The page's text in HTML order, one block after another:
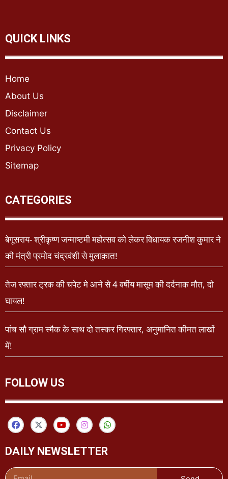
QUICK LINKS
Home
About Us
Disclaimer
Contact Us
Privacy Policy
Sitemap
CATEGORIES
बेगूसराय- श्रीकृष्ण जन्माष्टमी महोत्सव को लेकर विधायक रजनीश कुमार ने
की मंत्री प्रमोद चंद्रवंशी से मुलाक़ात!
तेज रफ्तार ट्रक की चपेट मे आने से 4 वर्षीय मासूम की दर्दनाक मौत, दो
घायल!
पांच सौ ग्राम स्मैक के साथ दो तस्कर गिरफ्तार, अनुमानित कीमत लाखों
में!
FOLLOW US
DAILY NEWSLETTER